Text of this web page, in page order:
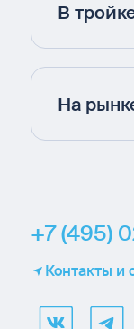
В
На
+7 (495)
Контакты и